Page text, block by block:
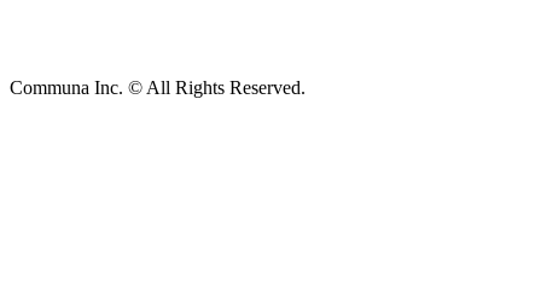
Communa Inc. © All Rights Reserved.